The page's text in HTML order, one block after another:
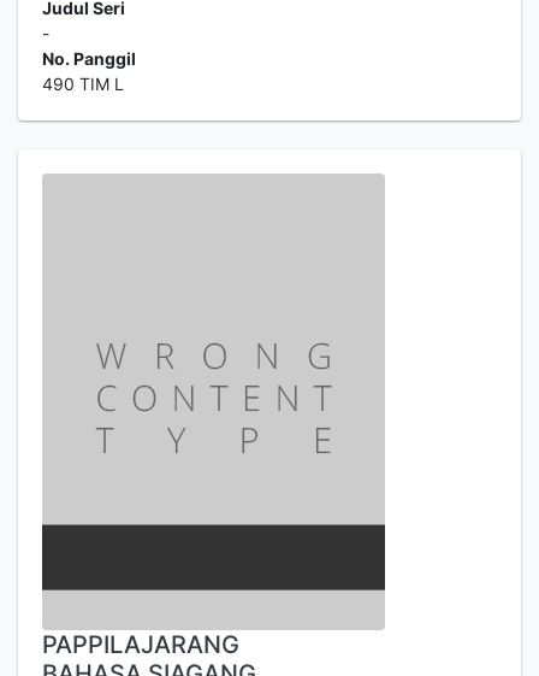
Judul Seri
-
No. Panggil
490 TIM L
PAPPILAJARANG